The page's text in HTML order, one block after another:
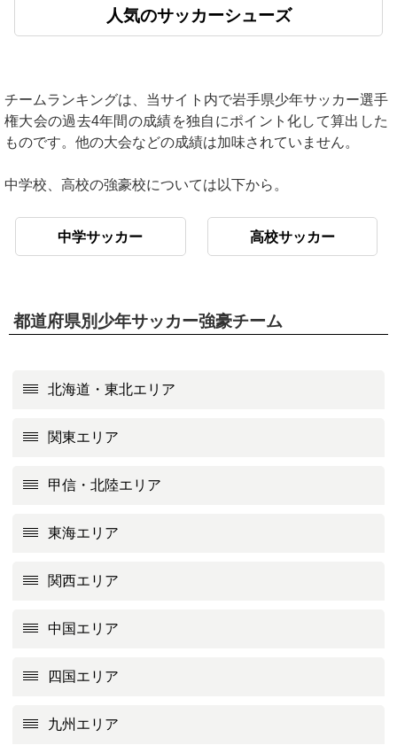
人気のサッカーシューズ
チームランキングは、当サイト内で岩手県少年サッカー選手
権大会の過去4年間の成績を独自にポイント化して算出した
ものです。他の大会などの成績は加味されていません。
中学校、高校の強豪校については以下から。
中学サッカー 高校サッカー
都道府県別少年サッカー強豪チーム
北海道・東北エリア
関東エリア
甲信・北陸エリア
東海エリア
関西エリア
中国エリア
四国エリア
九州エリア